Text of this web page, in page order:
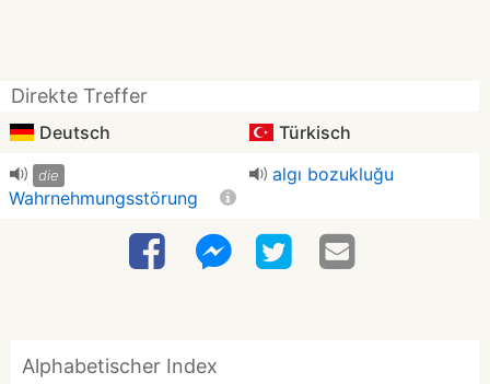
Direkte Treffer
Deutsch Türkisch
die
Wahrnehmungsstörung
algı bozukluğu
Alphabetischer Index